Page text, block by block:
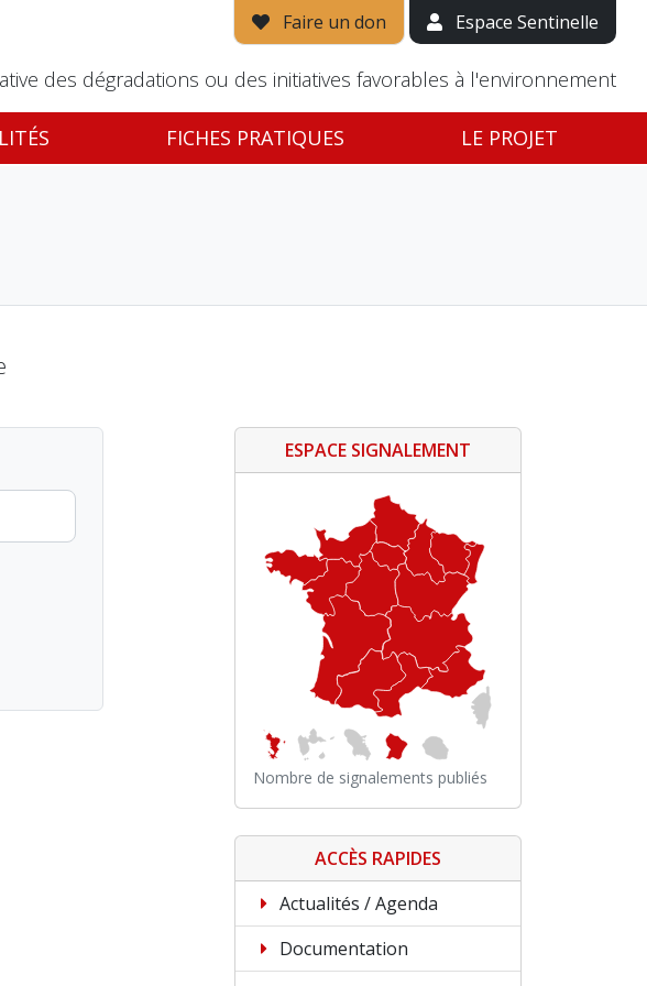
Faire un don Espace Sentinelle
des dégradations ou des initiatives favorables à l'environnement
FICHES PRATIQUES LE PROJET
ESPACE SIGNALEMENT
Nombre de signalements publiés
ACCÈS RAPIDES
Actualités / Agenda
Documentation